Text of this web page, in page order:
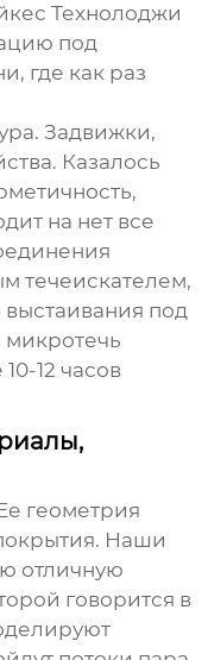
Технолоджи
под
где как раз
Задвижки,
Казалось
на нет все
течеискателем,
под
микротечь
12 часов
геометрия
Наши
отличную
говорится в